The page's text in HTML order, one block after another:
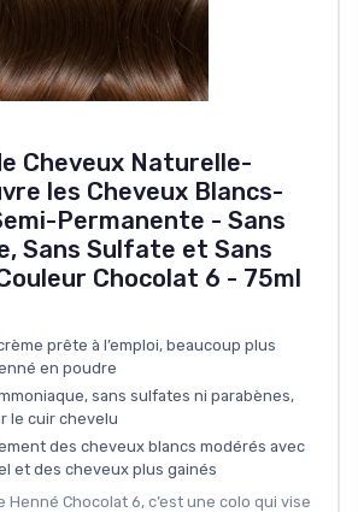
Cheveux Naturelle-
les Cheveux Blancs-
Permanente - Sans
Sans Sulfate et Sans
Chocolat 6 - 75ml
prête à l’emploi, beaucoup plus
en poudre
sans sulfates ni parabènes,
le cuir chevelu
des cheveux blancs modérés avec
et des cheveux plus gainés
Henné Chocolat 6, c’est une colo qui vise